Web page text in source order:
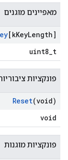
מאפיינים מוגנים
[kKeyLength]
uint8_t
פונקציות
Reset(void)
void
פונקציות מוגנות